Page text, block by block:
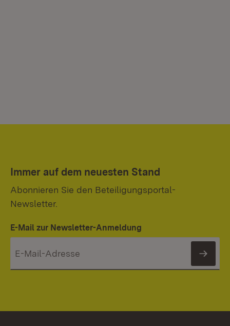
Immer auf dem neuesten Stand
Abonnieren Sie den Beteiligungsportal-
Newsletter.
E-Mail zur Newsletter-Anmeldung